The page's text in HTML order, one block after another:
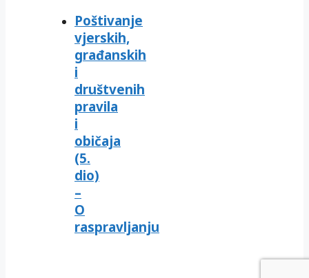
Poštivanje
vjerskih,
građanskih
i
društvenih
pravila
i
običaja
(5.
dio)
–
O
raspravljanju